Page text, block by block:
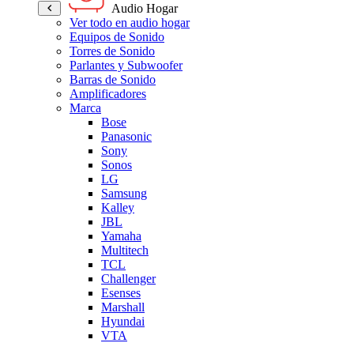
Audio Hogar
Ver todo en audio hogar
Equipos de Sonido
Torres de Sonido
Parlantes y Subwoofer
Barras de Sonido
Amplificadores
Marca
Bose
Panasonic
Sony
Sonos
LG
Samsung
Kalley
JBL
Yamaha
Multitech
TCL
Challenger
Esenses
Marshall
Hyundai
VTA